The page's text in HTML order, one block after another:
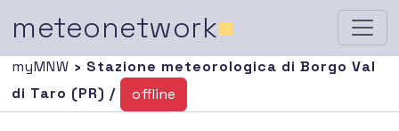
meteonetwork■
myMNW › Stazione meteorologica di Borgo Val
di Taro (PR) /
offline